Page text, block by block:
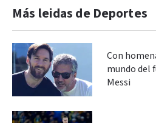
Más leidas de Deportes
Con
mundo del
Messi